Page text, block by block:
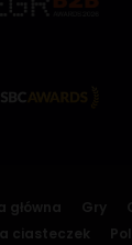
główna Gry
ciasteczek